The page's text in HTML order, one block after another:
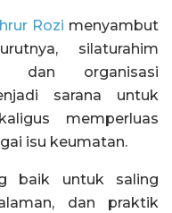
Rozi menyambut
silaturahim
dan organisasi
sarana untuk
memperluas
isu keumatan.
baik untuk saling
dan praktik